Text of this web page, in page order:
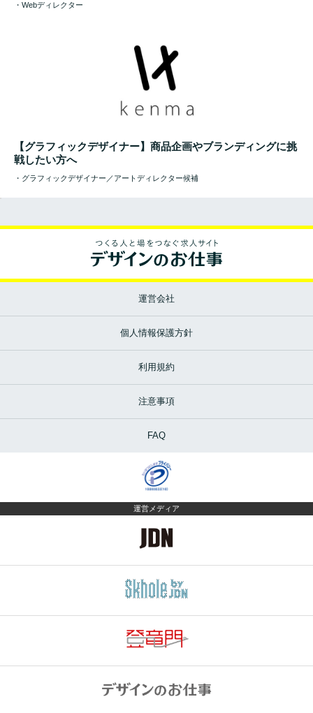
・Webディレクター
【グラフィックデザイナー】商品企画やブランディングに挑
戦したい方へ
・グラフィックデザイナー／アートディレクター候補
運営会社
個人情報保護方針
利用規約
注意事項
FAQ
運営メディア